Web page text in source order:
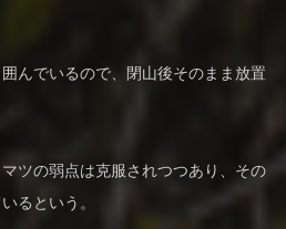
んでいるので、閉山後そのまま放置
ツの弱点は克服されつつあり、その
るという。